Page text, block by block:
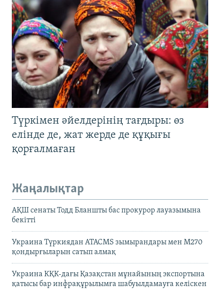
Түркімен әйелдерінің тағдыры: өз
елінде де, жат жерде де құқығы
қорғалмаған
Жаңалықтар
АҚШ сенаты Тодд Бланшты бас прокурор лауазымына
бекітті
Украина Түркиядан ATACMS зымырандары мен M270
қондырғыларын сатып алмақ
Украина КҚК-дағы Қазақстан мұнайының экспортына
қатысы бар инфрақұрылымға шабуылдамауға келіскен